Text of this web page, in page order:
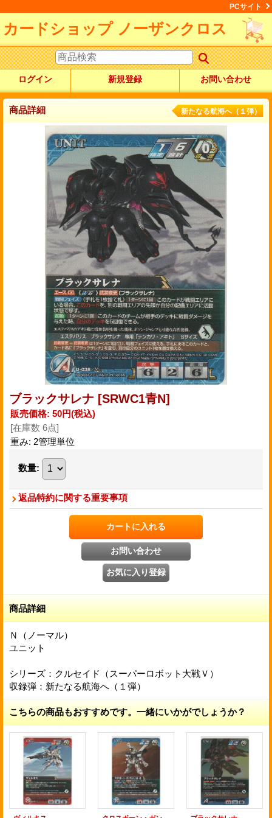
PCサイト
カードショップ ノーザンクロス
ログイン 新規登録 お問い合わせ
商品詳細 新たなる航海へ（１弾）
ブラックサレナ [SRWC1青N]
販売価格: 50円(税込)
[在庫数 6点]
重み: 2管理単位
数量:
返品特約に関する重要事項
商品詳細
Ｎ（ノーマル）
ユニット
シリーズ：クルセイド（スーパーロボット大戦Ｖ）
収録弾：新たなる航海へ（１弾）
こちらの商品もおすすめです。一緒にいかがでしょうか？